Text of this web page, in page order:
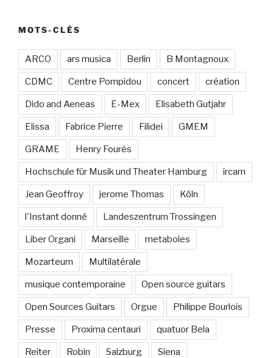
MOTS-CLÉS
ARCO ars musica Berlin B Montagnoux
CDMC Centre Pompidou concert création
Dido and Aeneas E-Mex Elisabeth Gutjahr
Elissa Fabrice Pierre Filidei GMEM
GRAME Henry Fourès
Hochschule für Musik und Theater Hamburg ircam
Jean Geoffroy jerome Thomas Köln
l'Instant donné Landeszentrum Trossingen
Liber Organi Marseille metaboles
Mozarteum Multilatérale
musique contemporaine Open source guitars
Open Sources Guitars Orgue Philippe Bourlois
Presse Proxima centauri quatuor Bela
Reiter Robin Salzburg Siena